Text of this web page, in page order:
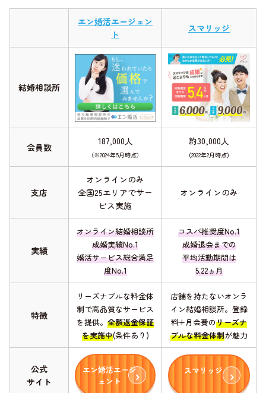
エン婚活エージェン
ト
スマリッジ
結婚相談所
会員数
187,000人
（※2024年5月時点）
約30,000人
(2022年2月時点)
支店
オンラインのみ
全国25エリアでサー
ビス実施
オンラインのみ
実績
オンライン結婚相談所
成婚実績No.1
婚活サービス総合満足
度No.1
コスパ推奨度No.1
成婚退会までの
平均活動期間は
5.22ヵ月
特徴
リーズナブルな料金体
制で高品質なサービス
を提供。 全額返金保証
を実施中(条件あり)
店舗を持たないオンラ
イン結婚相談所。登録
料+月会費のリーズナ
ブルな料金体制が魅力
公式
サイト
エン婚活エージ
ェント
スマリッジ